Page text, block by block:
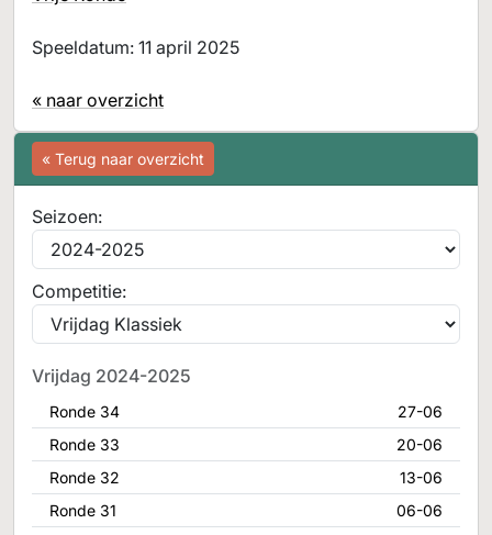
Speeldatum: 11 april 2025
« naar overzicht
« Terug naar overzicht
Seizoen:
Competitie:
Vrijdag 2024-2025
Ronde 34
27-06
Ronde 33
20-06
Ronde 32
13-06
Ronde 31
06-06